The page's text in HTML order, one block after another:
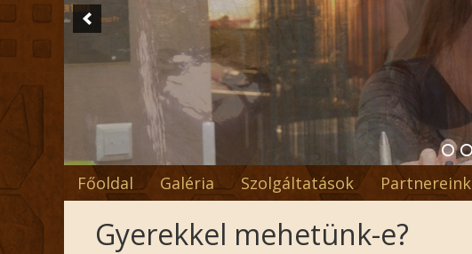
Főoldal Galéria Szolgáltatások Partnereink
Gyerekkel mehetünk-e?